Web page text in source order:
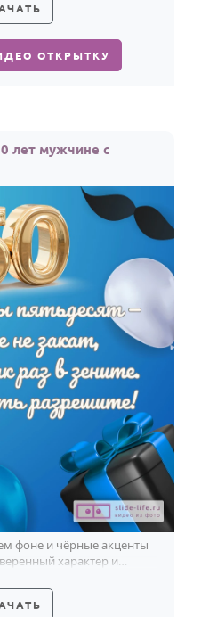
ОТКРЫТКУ
лет мужчине с
фоне и чёрные акценты
характер и